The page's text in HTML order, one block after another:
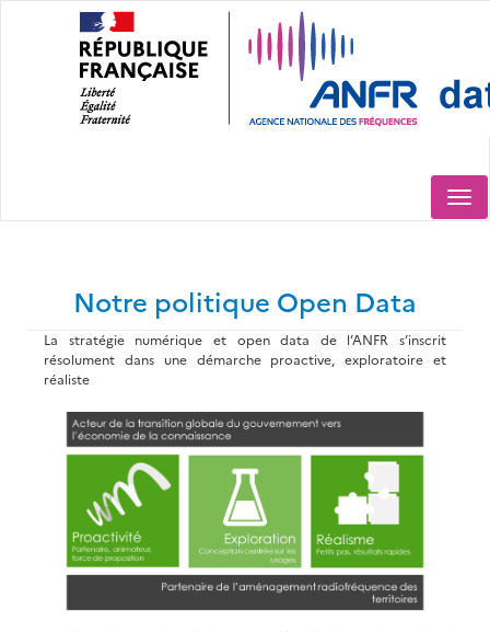
Notre politique Open Data
La stratégie numérique et open data de l’ANFR s’inscrit
résolument dans une démarche proactive, exploratoire et
réaliste